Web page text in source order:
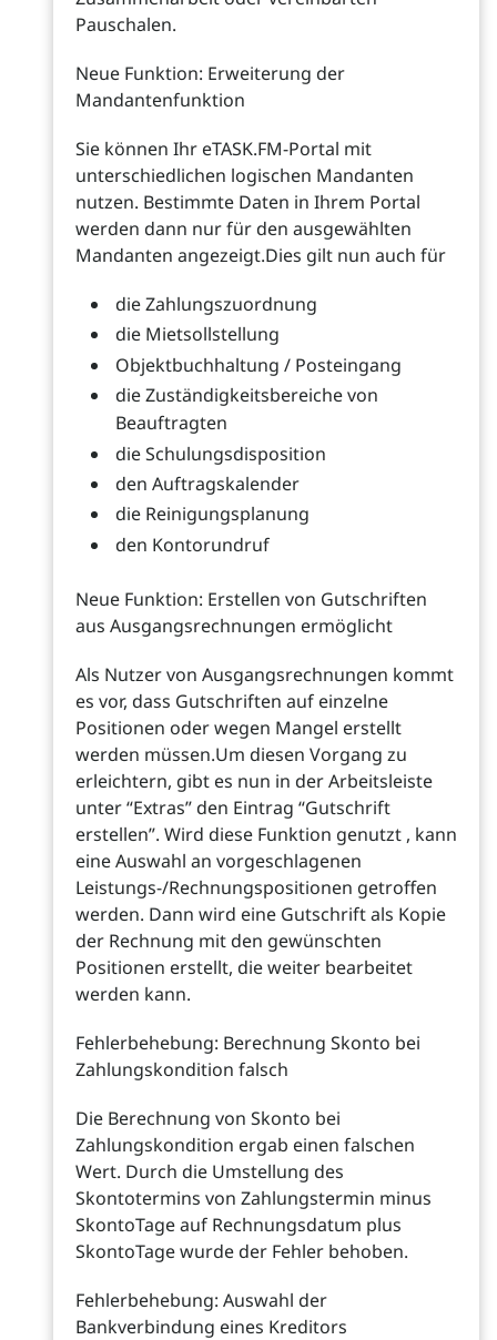
Pauschalen.
Neue Funktion: Erweiterung der
Mandantenfunktion
Sie können Ihr eTASK.FM-Portal mit
unterschiedlichen logischen Mandanten
nutzen. Bestimmte Daten in Ihrem Portal
werden dann nur für den ausgewählten
Mandanten angezeigt.Dies gilt nun auch für
die Zahlungszuordnung
die Mietsollstellung
Objektbuchhaltung / Posteingang
die Zuständigkeitsbereiche von
Beauftragten
die Schulungsdisposition
den Auftragskalender
die Reinigungsplanung
den Kontorundruf
Neue Funktion: Erstellen von Gutschriften
aus Ausgangsrechnungen ermöglicht
Als Nutzer von Ausgangsrechnungen kommt
es vor, dass Gutschriften auf einzelne
Positionen oder wegen Mangel erstellt
werden müssen.Um diesen Vorgang zu
erleichtern, gibt es nun in der Arbeitsleiste
unter “Extras” den Eintrag “Gutschrift
erstellen”. Wird diese Funktion genutzt , kann
eine Auswahl an vorgeschlagenen
Leistungs-/Rechnungspositionen getroffen
werden. Dann wird eine Gutschrift als Kopie
der Rechnung mit den gewünschten
Positionen erstellt, die weiter bearbeitet
werden kann.
Fehlerbehebung: Berechnung Skonto bei
Zahlungskondition falsch
Die Berechnung von Skonto bei
Zahlungskondition ergab einen falschen
Wert. Durch die Umstellung des
Skontotermins von Zahlungstermin minus
SkontoTage auf Rechnungsdatum plus
SkontoTage wurde der Fehler behoben.
Fehlerbehebung: Auswahl der
Bankverbindung eines Kreditors